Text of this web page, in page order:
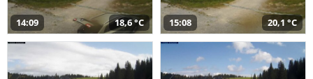
14:09 18,6 °C 15:08 20,1 °C